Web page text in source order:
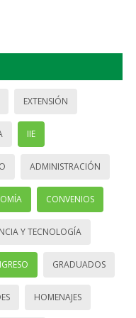
EXTENSIÓN
IIE
ADMINISTRACIÓN
CONVENIOS
Y TECNOLOGÍA
GRADUADOS
HOMENAJES